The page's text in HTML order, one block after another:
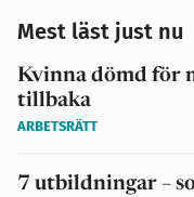
Mest läst just nu
Kvinna dömd för
tillbaka
ARBETSRÄTT
7 utbildningar –